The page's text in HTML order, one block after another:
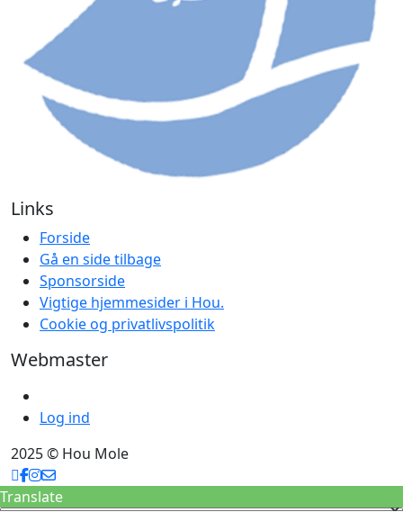
Links
Forside
Gå en side tilbage
Sponsorside
Vigtige hjemmesider i Hou.
Cookie og privatlivspolitik
Webmaster
Log ind
2025 © Hou Mole
Translate